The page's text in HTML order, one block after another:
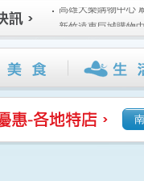
高雄大樂購物中心
新竹遠東巨城購物
115/08/26)
臺北三創生活 有